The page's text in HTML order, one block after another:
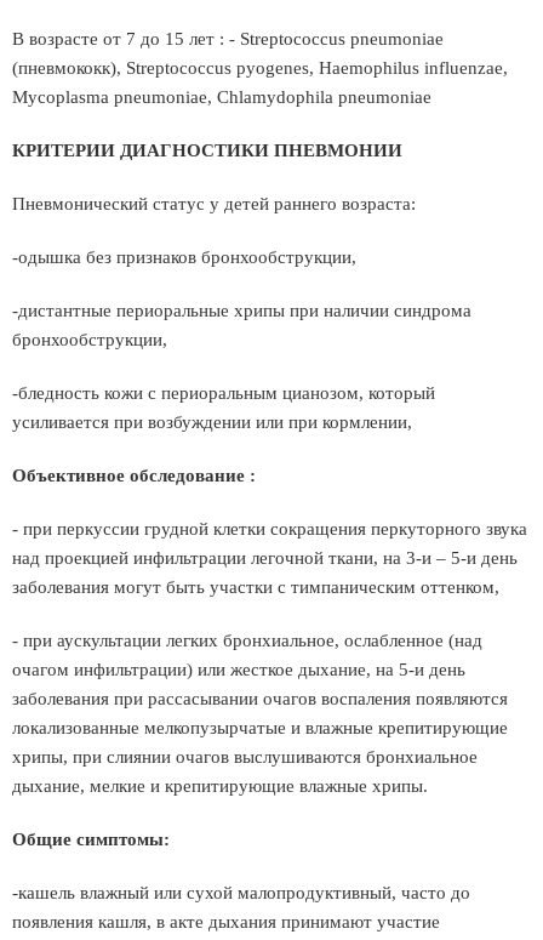
В возрасте от 7 до 15 лет : - Streptococcus pneumoniae
(пневмококк), Streptococcus pyogenes, Нaemophilus influenzae,
Mуcoplasma pneumoniae, Сhlamуdophila pneumoniae
КРИТЕРИИ ДИАГНОСТИКИ ПНЕВМОНИИ
Пневмонический статус у детей раннего возраста:
-одышка без признаков бронхообструкции,
-дистантные периоральные хрипы при наличии синдрома
бронхообструкции,
-бледность кожи с периоральным цианозом, который
усиливается при возбуждении или при кормлении,
Объективное обследование :
- при перкуссии грудной клетки сокращения перкуторного звука
над проекцией инфильтрации легочной ткани, на 3-и – 5-и день
заболевания могут быть участки с тимпаническим оттенком,
- при аускультации легких бронхиальное, ослабленное (над
очагом инфильтрации) или жесткое дыхание, на 5-и день
заболевания при рассасывании очагов воспаления появляются
локализованные мелкопузырчатые и влажные крепитирующие
хрипы, при слиянии очагов выслушиваются бронхиальное
дыхание, мелкие и крепитирующие влажные хрипы.
Общие симптомы:
-кашель влажный или сухой малопродуктивный, часто до
появления кашля, в акте дыхания принимают участие